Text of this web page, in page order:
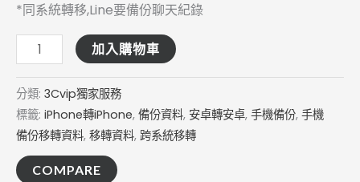
*同系統轉移,Line要備份聊天紀錄
加入購物車
分類: 3Cvip獨家服務
標籤: iPhone轉iPhone, 備份資料, 安卓轉安卓, 手機備份, 手機
備份移轉資料, 移轉資料, 跨系統移轉
COMPARE